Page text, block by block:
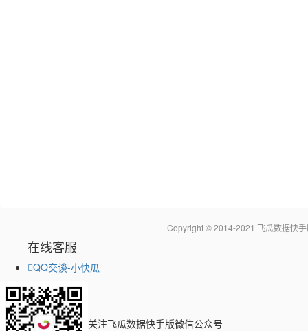
Copyright © 2014-2021 飞瓜数据快
在线客服
QQ交谈-小快瓜
关注飞瓜数据快手版微信公众号